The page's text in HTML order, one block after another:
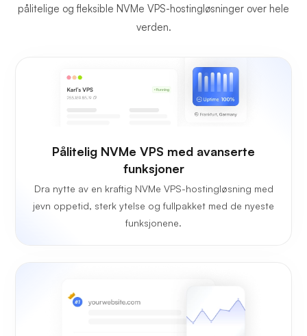
pålitelige og fleksible NVMe VPS-hostingløsninger over hele
verden.
Pålitelig NVMe VPS med avanserte
funksjoner
Dra nytte av en kraftig NVMe VPS-hostingløsning med
jevn oppetid, sterk ytelse og fullpakket med de nyeste
funksjonene.